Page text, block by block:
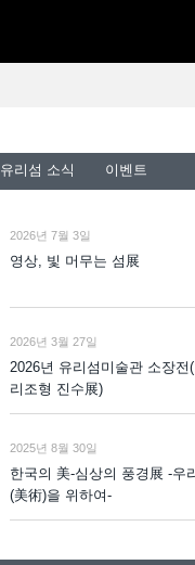
유리섬 소식 이벤트
2026년 7월 3일
영상, 빛 머무는 섬展
2026년 3월 27일
2026년 유리섬미술관 소장전
리조형 진수展)
2025년 8월 30일
한국의 美-심상의 풍경展 -우
(美術)을 위하여-